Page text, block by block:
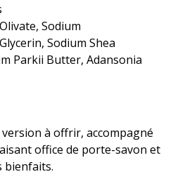
Sodium
Sodium Shea
Parkii Butter, Adansonia
à offrir, accompagné
office de porte-savon et
bienfaits.